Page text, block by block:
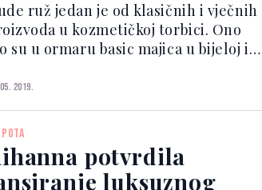
ruž jedan je od klasičnih i vječnih
u kozmetičkoj torbici. Ono
su u ormaru basic majica u bijeloj ili
to je u make up
nude ruž. Odličan je izbor za
dan kad pož...
2019.
potvrdila
luksuznog